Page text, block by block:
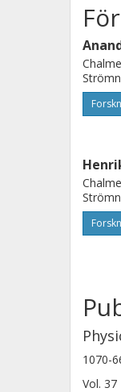
are
(c)
1070-
Vol. 37